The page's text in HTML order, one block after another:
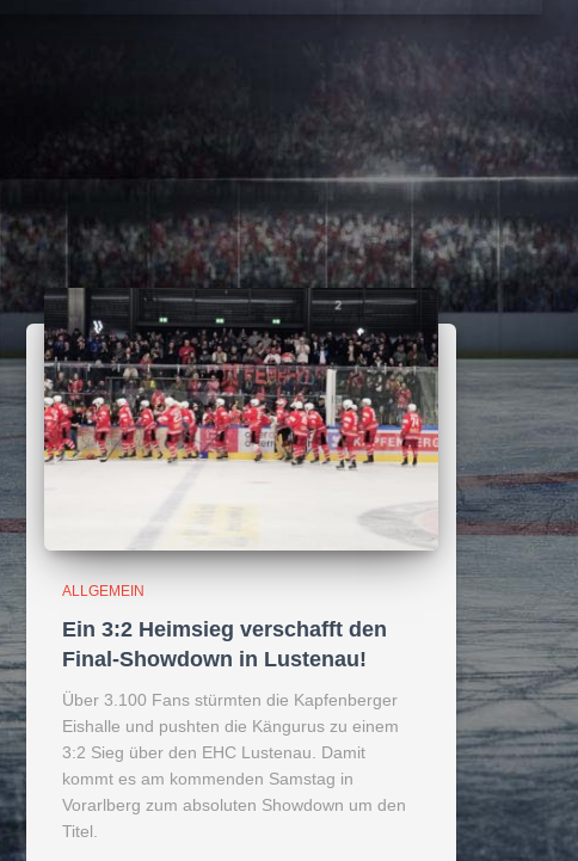
ALLGEMEIN
Ein 3:2 Heimsieg verschafft den
Final-Showdown in Lustenau!
Über 3.100 Fans stürmten die Kapfenberger
Eishalle und pushten die Kängurus zu einem
3:2 Sieg über den EHC Lustenau. Damit
kommt es am kommenden Samstag in
Vorarlberg zum absoluten Showdown um den
Titel.